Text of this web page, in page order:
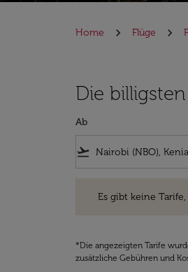
Home Flüge
Die
Ab
flight_takeoff
Es gibt keine
*Die angezeigten Tarife
zusätzliche Gebühren und